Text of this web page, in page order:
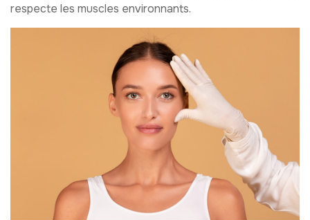
respecte les muscles environnants.